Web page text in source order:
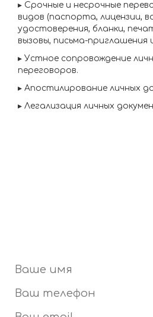
▸ Срочные и несрочные
видов (паспорта, лицензии,
удостоверения, бланки,
вызовы, письма-приглашения
▸ Устное сопровождение
переговоров.
▸ Апостилирование личных
▸ Легализация личных